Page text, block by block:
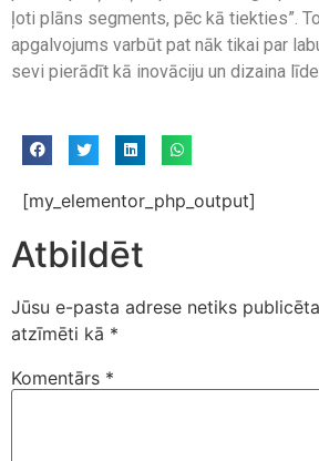
ļoti plāns segments, pēc kā tiekties”.
apgalvojums varbūt pat nāk tikai par
sevi pierādīt kā inovāciju un dizaina
[my_elementor_php_output]
Atbildēt
Jūsu e-pasta adrese netiks
atzīmēti kā *
Komentārs *